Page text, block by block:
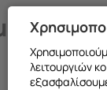
την
λειτουργιών